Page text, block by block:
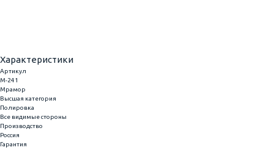
Характеристики
Артикул
M-241
Мрамор
Высшая категория
Полировка
Все видимые стороны
Производство
Россия
Гарантия